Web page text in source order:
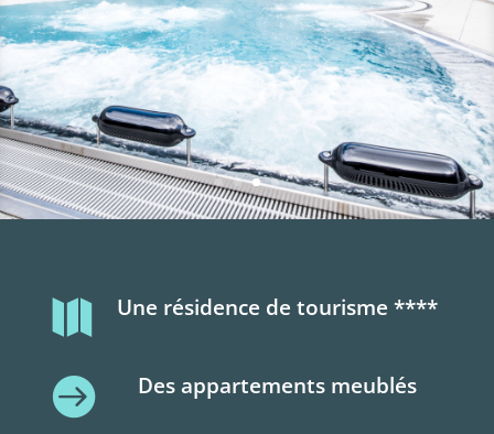
 Une résidence de tourisme ****
 Des appartements meublés